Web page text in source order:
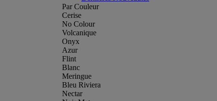
Par Couleur
Cerise
No Colour
Volcanique
Onyx
Azur
Flint
Blanc
Meringue
Bleu Riviera
Nectar